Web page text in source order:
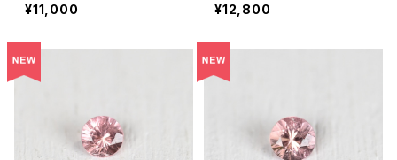
SA27789
¥11,000 ¥12,800